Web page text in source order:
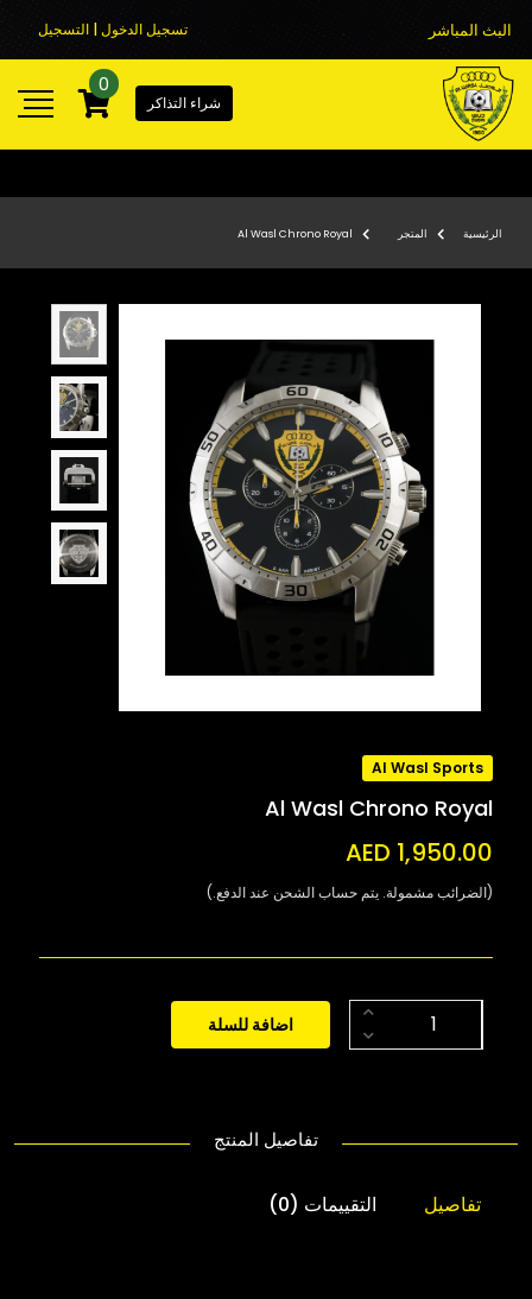
البث المباشر تسجيل الدخول | التسجيل
شراء التذاكر
0
الرئيسية المتجر Al Wasl Chrono Royal
Al Wasl Sports
Al Wasl Chrono Royal
AED 1,950.00
(الضرائب مشمولة. يتم حساب الشحن عند الدفع.)
اضافة للسلة
تفاصيل المنتج
تفاصيل التقييمات (0)